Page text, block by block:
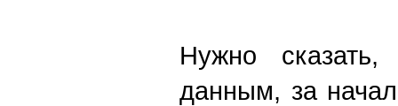
Нужно
данным, за